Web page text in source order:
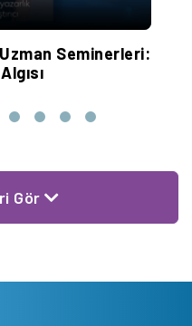
Seminerleri:
Gör